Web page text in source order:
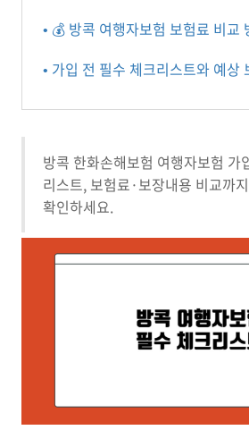
• 💰 방콕 여행자보험 보험료 비교
• 가입 전 필수 체크리스트와 예상
방콕 한화손해보험 여행자보험 가
리스트, 보험료·보장내용 비교까
확인하세요.